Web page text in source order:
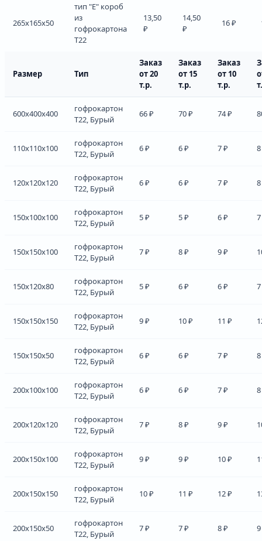
265x165x50
тип "Е" короб
из
гофрокартона
Т22
13,50
₽
14,50
₽
16 ₽
Размер Тип
Заказ
от 20
т.р.
Заказ
от 15
т.р.
Заказ
от 10
т.р.
600x400x400
гофрокартон
Т22, Бурый
66 ₽ 70 ₽ 74 ₽
110x110x100
гофрокартон
Т22, Бурый
6 ₽ 6 ₽ 7 ₽
120x120x120
гофрокартон
Т22, Бурый
6 ₽ 6 ₽ 7 ₽
150x100x100
гофрокартон
Т22, Бурый
5 ₽ 5 ₽ 6 ₽
150x150x100
гофрокартон
Т22, Бурый
7 ₽ 8 ₽ 9 ₽
150x120x80
гофрокартон
Т22, Бурый
5 ₽ 6 ₽ 6 ₽
150x150x150
гофрокартон
Т22, Бурый
9 ₽ 10 ₽ 11 ₽
150x150x50
гофрокартон
Т22, Бурый
6 ₽ 6 ₽ 7 ₽
200x100x100
гофрокартон
Т22, Бурый
6 ₽ 6 ₽ 7 ₽
200x120x120
гофрокартон
Т22, Бурый
7 ₽ 8 ₽ 9 ₽
200x150x100
гофрокартон
Т22, Бурый
9 ₽ 9 ₽ 10 ₽
200x150x150
гофрокартон
Т22, Бурый
10 ₽ 11 ₽ 12 ₽
200x150x50
гофрокартон
Т22, Бурый
7 ₽ 7 ₽ 8 ₽